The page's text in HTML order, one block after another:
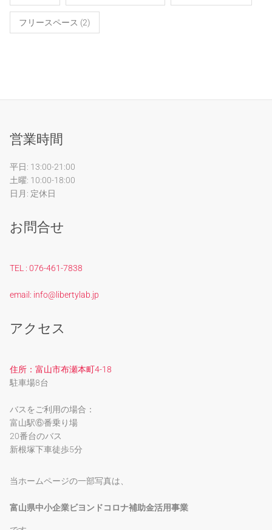
フリースペース (2)
営業時間
平日: 13:00-21:00
土曜: 10:00-18:00
日月: 定休日
お問合せ
TEL : 076-461-7838
email: info@libertylab.jp
アクセス
住所：富山市布瀬本町4-18
駐車場8台
バスをご利用の場合：
富山駅⑥番乗り場
20番台のバス
新根塚下車徒歩5分
当ホームページの一部写真は、
富山県中小企業ビヨンドコロナ補助金活用事業